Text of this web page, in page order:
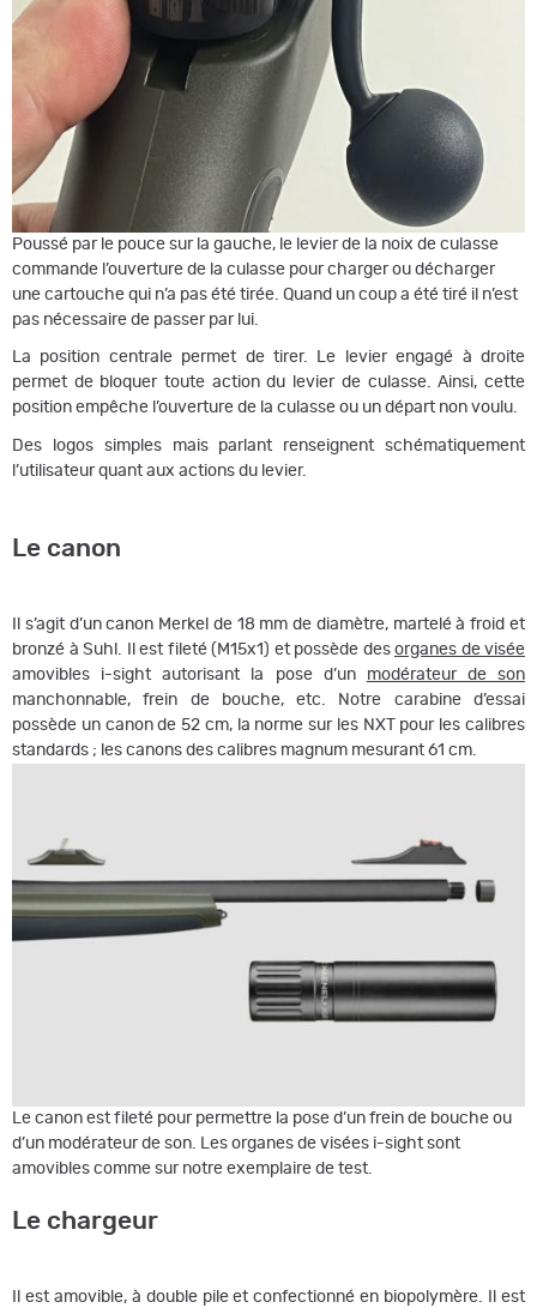
Poussé par le pouce sur la gauche, le levier de la noix de culasse
commande l’ouverture de la culasse pour charger ou décharger
une cartouche qui n’a pas été tirée. Quand un coup a été tiré il n’est
pas nécessaire de passer par lui.
La position centrale permet de tirer. Le levier engagé à droite
permet de bloquer toute action du levier de culasse. Ainsi, cette
position empêche l’ouverture de la culasse ou un départ non voulu.
Des logos simples mais parlant renseignent schématiquement
l’utilisateur quant aux actions du levier.
Le canon
Il s’agit d’un canon Merkel de 18 mm de diamètre, martelé à froid et
bronzé à Suhl. Il est fileté (M15x1) et possède des organes de visée
amovibles i-sight autorisant la pose d’un modérateur de son
manchonnable, frein de bouche, etc. Notre carabine d’essai
possède un canon de 52 cm, la norme sur les NXT pour les calibres
standards ; les canons des calibres magnum mesurant 61 cm.
Le canon est fileté pour permettre la pose d’un frein de bouche ou
d’un modérateur de son. Les organes de visées i-sight sont
amovibles comme sur notre exemplaire de test.
Le chargeur
Il est amovible, à double pile et confectionné en biopolymère. Il est